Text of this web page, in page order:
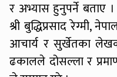
र अभ्यास हुनुपर्ने बताए
श्री बुद्धिप्रसाद रेग्मी,
आचार्य र सुर्खेतका लेखक
ढकालले दोसल्ला र